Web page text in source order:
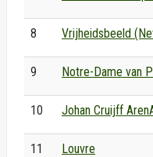
8 Vrijheidsbeeld
9 Notre-Dame van
10 Johan Cruijff
11 Louvre